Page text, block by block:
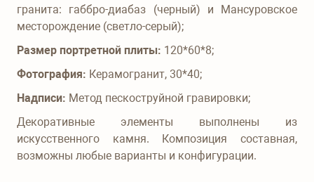
гранита: габбро-диабаз (черный) и Мансуровское
месторождение (светло-серый);
Размер портретной плиты: 120*60*8;
Фотография: Керамогранит, 30*40;
Надписи: Метод пескоструйной гравировки;
Декоративные элементы выполнены из
искусственного камня. Композиция составная,
возможны любые варианты и конфигурации.